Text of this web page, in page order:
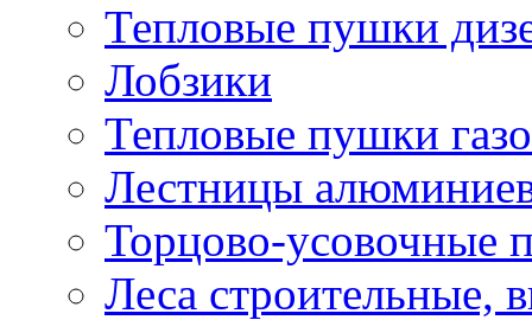
Тепловые пушки
Лобзики
Тепловые пушки
Лестницы
Торцово-усовочные
Леса строительные,